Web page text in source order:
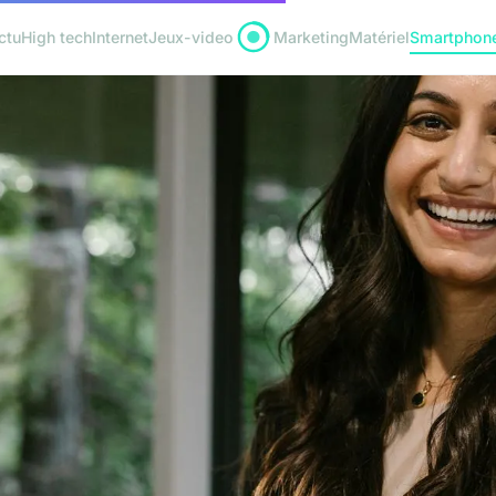
High techInternetJeux-video MarketingMatériel